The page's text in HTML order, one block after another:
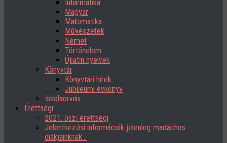
Informatika
Magyar
Matematika
Művészetek
Német
Történelem
Újlatin nyelvek
Könyvtár
Könyvtári hírek
Jubileumi évkönyv
Iskolaorvos
Érettségi
2021. őszi érettségi
Jelentkezési információk jelenleg madáchos
diákjainknak…